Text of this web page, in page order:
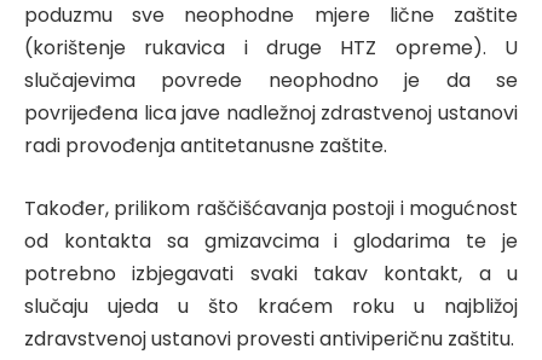
poduzmu sve neophodne mjere lične zaštite
(korištenje rukavica i druge HTZ opreme). U
slučajevima povrede neophodno je da se
povrijeđena lica jave nadležnoj zdrastvenoj ustanovi
radi provođenja antitetanusne zaštite.
Također, prilikom raščišćavanja postoji i mogućnost
od kontakta sa gmizavcima i glodarima te je
potrebno izbjegavati svaki takav kontakt, a u
slučaju ujeda u što kraćem roku u najbližoj
zdravstvenoj ustanovi provesti antiviperičnu zaštitu.